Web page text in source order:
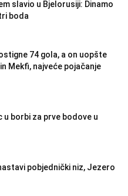
slavio u Bjelorusiji: Dinamo
boda
74 gola, a on uopšte
Mekfi, najveće pojačanje
borbi za prve bodove u
pobjednički niz, Jezero